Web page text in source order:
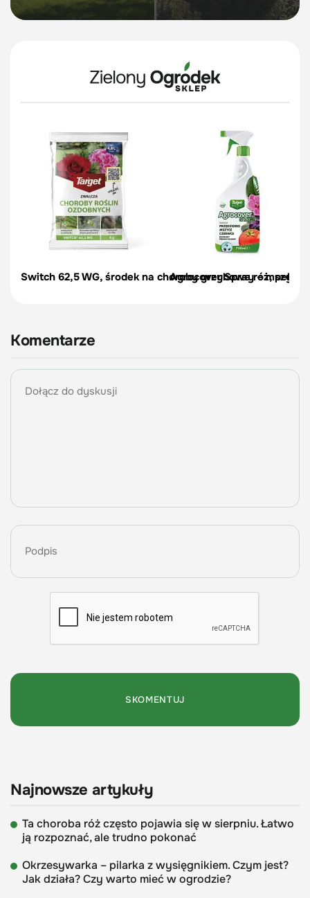
Switch 62,5 WG, środek na choroby grzybowe róż,
Agrocover Spray –
Komentarze
Najnowsze artykuły
Ta choroba róż często pojawia się w sierpniu. Łatwo
ją rozpoznać, ale trudno pokonać
Okrzesywarka – pilarka z wysięgnikiem. Czym jest?
Jak działa? Czy warto mieć w ogrodzie?